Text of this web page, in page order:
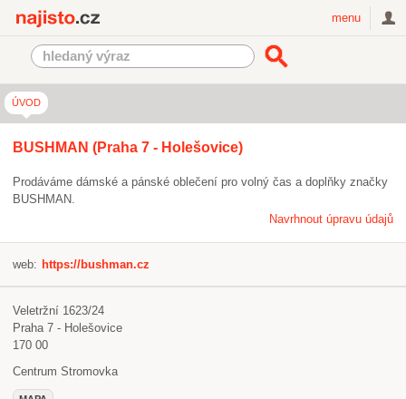
menu
ÚVOD
BUSHMAN (Praha 7 - Holešovice)
Prodáváme dámské a pánské oblečení pro volný čas a doplňky značky
BUSHMAN.
Navrhnout úpravu údajů
web: https://bushman.cz
Veletržní 1623/24
Praha 7 - Holešovice
170 00
Centrum Stromovka